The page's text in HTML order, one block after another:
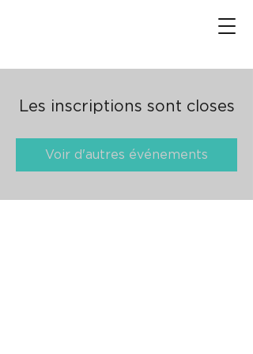
Les inscriptions sont closes
Voir d'autres événements